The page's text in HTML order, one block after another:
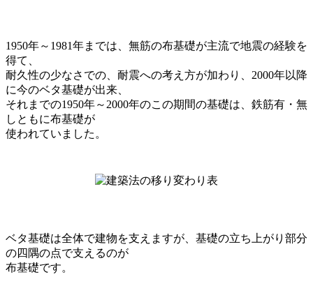
1950年～1981年までは、無筋の布基礎が主流で地震の経験を
得て、
耐久性の少なさでの、耐震への考え方が加わり、2000年以降
に今のベタ基礎が出来、
それまでの1950年～2000年のこの期間の基礎は、鉄筋有・無
しともに布基礎が
使われていました。
ベタ基礎は全体で建物を支えますが、基礎の立ち上がり部分
の四隅の点で支えるのが
布基礎です。